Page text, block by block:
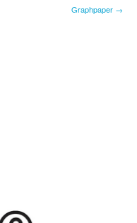
Graphpaper →